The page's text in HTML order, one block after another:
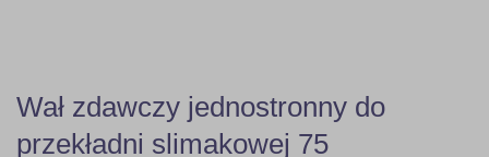
Wał zdawczy jednostronny do
przekładni slimakowej 75